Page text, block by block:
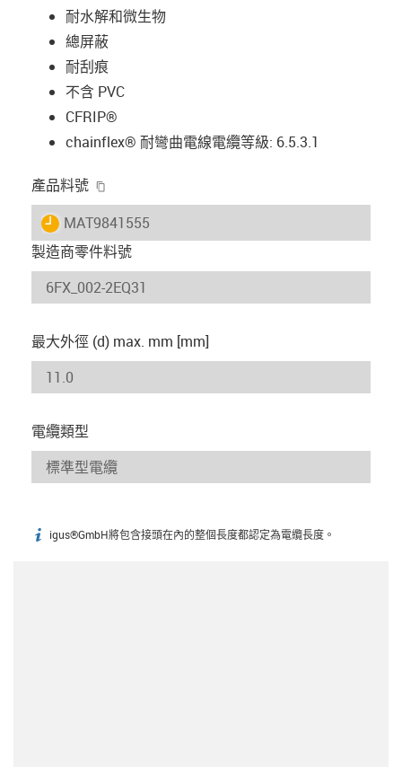
耐水解和微生物
總屏蔽
耐刮痕
不含 PVC
CFRIP®
chainflex® 耐彎曲電線電纜等級: 6.5.3.1
產品料號
igus-icon-lieferzeit
MAT9841555
製造商零件料號
最大外徑 (d) max. mm [mm]
電纜類型
igus-icon-info
igus®GmbH將包含接頭在內的整個長度都認定為電纜長度。